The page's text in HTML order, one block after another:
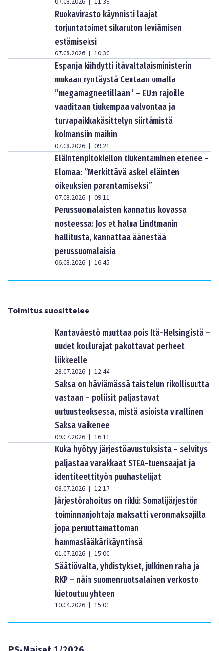
07.08.2026 | 11:39
Ruokavirasto käynnisti laajat
torjuntatoimet sikaruton leviämisen
estämiseksi
07.08.2026 | 10:30
Espanja kiihdytti itävaltalaisministerin
mukaan ryntäystä Ceutaan omalla
”megamagneetillaan” – EU:n rajoille
vaaditaan tiukempaa valvontaa ja
turvapaikkakäsittelyn siirtämistä
kolmansiin maihin
07.08.2026 | 09:21
Eläintenpitokiellon tiukentaminen etenee –
Elomaa: ”Merkittävä askel eläinten
oikeuksien parantamiseksi”
07.08.2026 | 09:11
Perussuomalaisten kannatus kovassa
nosteessa: Jos et halua Lindtmanin
hallitusta, kannattaa äänestää
perussuomalaisia
06.08.2026 | 16:45
Toimitus suosittelee
Kantaväestö muuttaa pois Itä-Helsingistä –
uudet koulurajat pakottavat perheet
liikkeelle
28.07.2026 | 12:44
Saksa on häviämässä taistelun rikollisuutta
vastaan – poliisit paljastavat
uutuusteoksessa, mistä asioista virallinen
Saksa vaikenee
09.07.2026 | 16:11
Kuka hyötyy järjestöavustuksista – selvitys
paljastaa varakkaat STEA-tuensaajat ja
identiteettityön puuhastelijat
08.07.2026 | 12:17
Järjestörahoitus on rikki: Somalijärjestön
toiminnanjohtaja maksatti veronmaksajilla
jopa peruuttamattoman
hammaslääkärikäyntinsä
01.07.2026 | 15:00
Säätiövalta, yhdistykset, julkinen raha ja
RKP – näin suomenruotsalainen verkosto
kietoutuu yhteen
10.04.2026 | 15:01